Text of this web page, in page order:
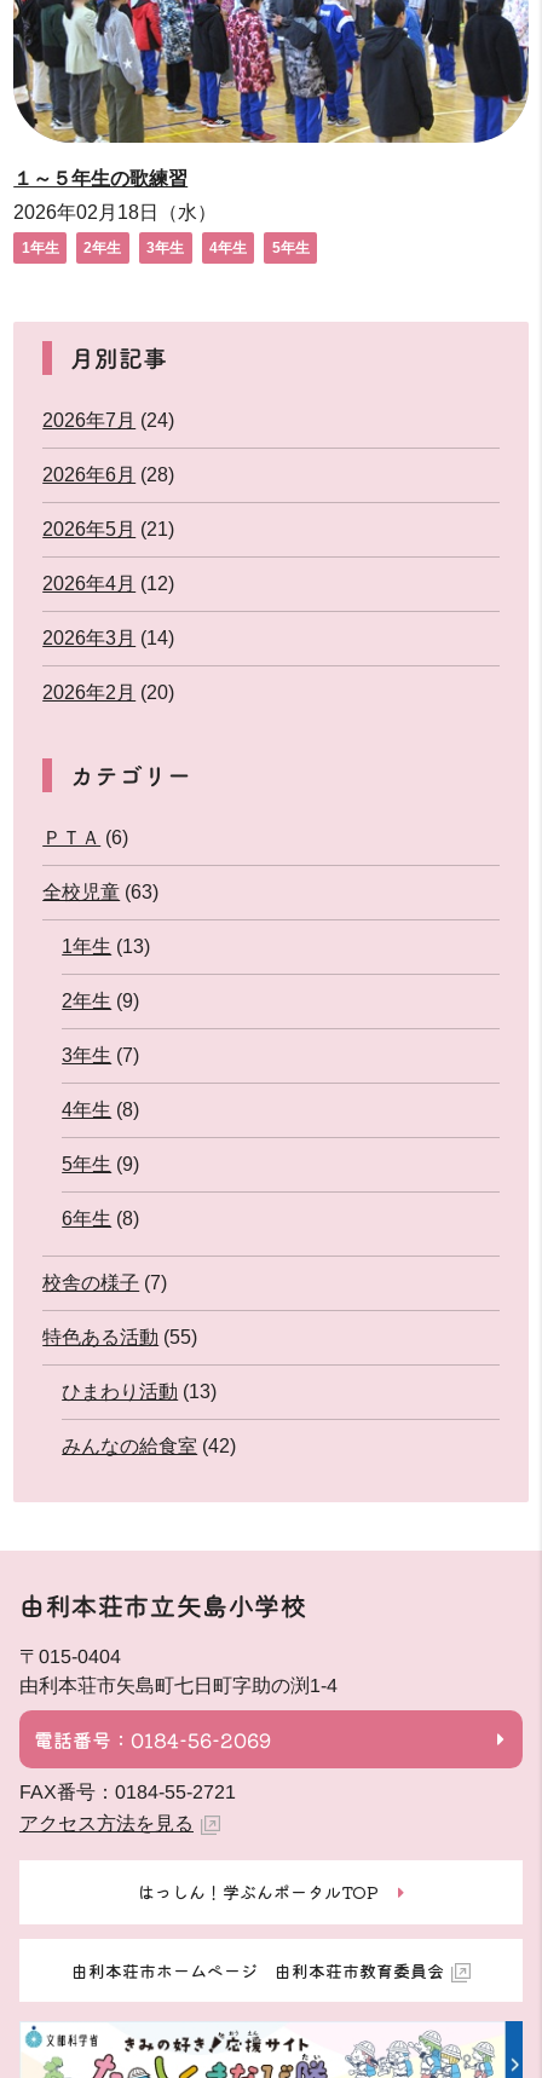
１～５年生の歌練習
2026年02月18日（水）
1年生 2年生 3年生 4年生 5年生
月別記事
2026年7月 (24)
2026年6月 (28)
2026年5月 (21)
2026年4月 (12)
2026年3月 (14)
2026年2月 (20)
カテゴリー
ＰＴＡ (6)
全校児童 (63)
1年生 (13)
2年生 (9)
3年生 (7)
4年生 (8)
5年生 (9)
6年生 (8)
校舎の様子 (7)
特色ある活動 (55)
ひまわり活動 (13)
みんなの給食室 (42)
由利本荘市立矢島小学校
〒015-0404
由利本荘市矢島町七日町字助の渕1-4
電話番号：0184-56-2069
FAX番号：0184-55-2721
アクセス方法を見る
はっしん！学ぶんポータルTOP
由利本荘市ホームページ 由利本荘市教育委員会